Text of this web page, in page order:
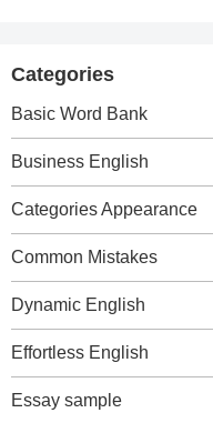
Categories
Basic Word Bank
Business English
Categories Appearance
Common Mistakes
Dynamic English
Effortless English
Essay sample